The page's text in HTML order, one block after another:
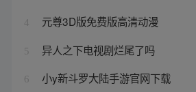
4 元尊3D版免费版高清动漫
5 异人之下电视剧烂尾了吗
6 小y新斗罗大陆手游官网下载